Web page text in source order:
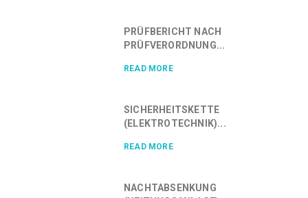
PRÜFBERICHT NACH
PRÜFVERORDNUNG...
READ MORE
SICHERHEITSKETTE
(ELEKTROTECHNIK)...
READ MORE
NACHTABSENKUNG